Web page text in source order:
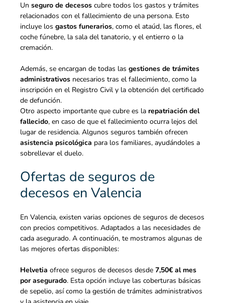
Un seguro de decesos cubre todos los gastos y trámites
relacionados con el fallecimiento de una persona. Esto
incluye los gastos funerarios, como el ataúd, las flores, el
coche fúnebre, la sala del tanatorio, y el entierro o la
cremación.
Además, se encargan de todas las gestiones de trámites
administrativos necesarios tras el fallecimiento, como la
inscripción en el Registro Civil y la obtención del certificado
de defunción.
Otro aspecto importante que cubre es la repatriación del
fallecido, en caso de que el fallecimiento ocurra lejos del
lugar de residencia. Algunos seguros también ofrecen
asistencia psicológica para los familiares, ayudándoles a
sobrellevar el duelo.
Ofertas de seguros de
decesos en Valencia
En Valencia, existen varias opciones de seguros de decesos
con precios competitivos. Adaptados a las necesidades de
cada asegurado. A continuación, te mostramos algunas de
las mejores ofertas disponibles:
Helvetia ofrece seguros de decesos desde 7,50€ al mes
por asegurado. Esta opción incluye las coberturas básicas
de sepelio, así como la gestión de trámites administrativos